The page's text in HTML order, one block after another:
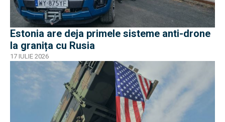
Estonia are deja primele sisteme anti-drone
la granița cu Rusia
17 IULIE 2026